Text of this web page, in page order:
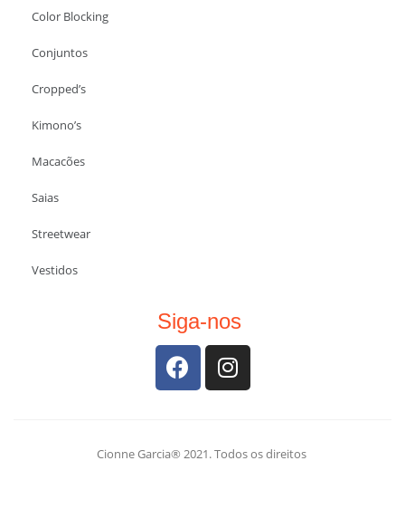
Color Blocking
Conjuntos
Cropped’s
Kimono’s
Macacões
Saias
Streetwear
Vestidos
Siga-nos
Cionne Garcia® 2021. Todos os direitos